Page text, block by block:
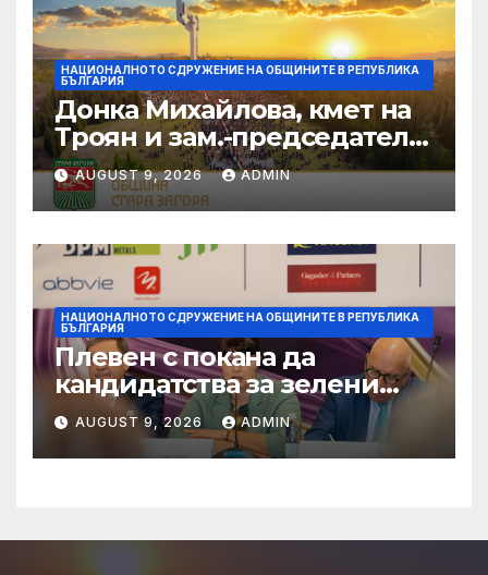
НАЦИОНАЛНОТО СДРУЖЕНИЕ НА ОБЩИНИТЕ В РЕПУБЛИКА
БЪЛГАРИЯ
Донка Михайлова, кмет на
Троян и зам.-председател
на НСОРБ: Знаем какво е
произведено, как е
произведено и какво влиза
в детското меню
AUGUST 9, 2026 ADMIN
НАЦИОНАЛНОТО СДРУЖЕНИЕ НА ОБЩИНИТЕ В РЕПУБЛИКА
БЪЛГАРИЯ
Плевен с покана да
кандидатства за зелени
инвестиции в градска
среда
AUGUST 9, 2026 ADMIN